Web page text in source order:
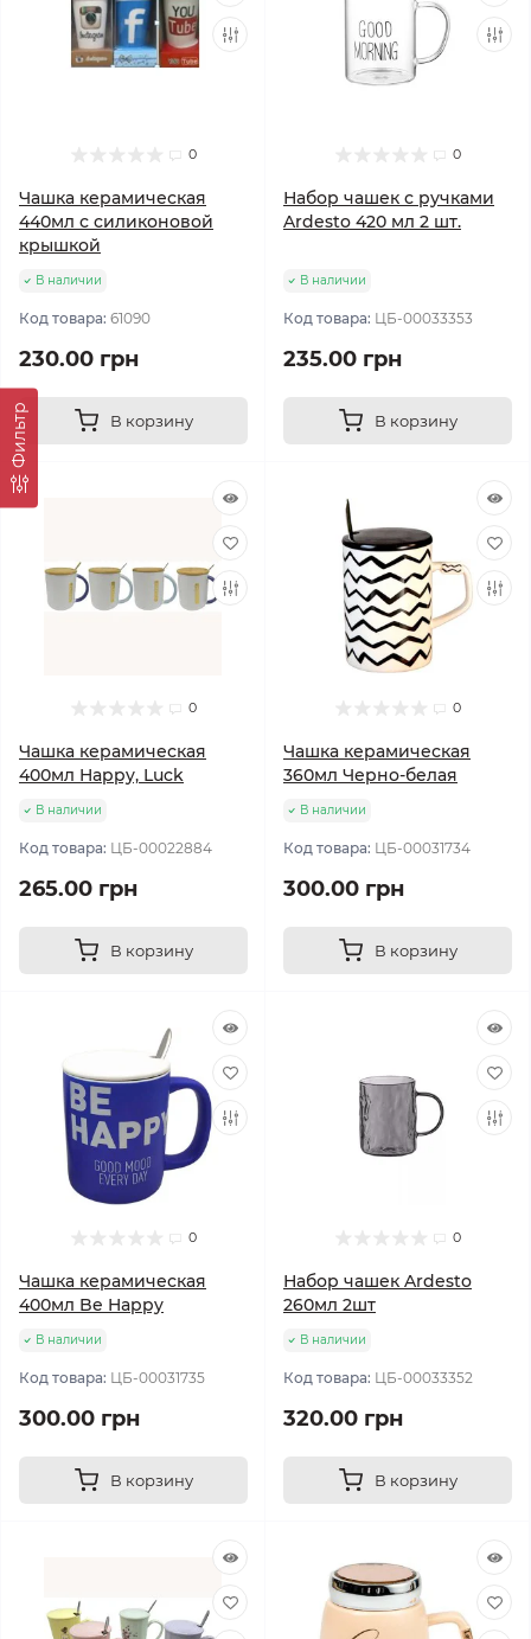
Фильтр
0
Чашка керамическая
440мл с силиконовой
крышкой
В наличии
Код товара: 61090
230.00 грн
В корзину
0
Набор чашек с ручками
Ardesto 420 мл 2 шт.
В наличии
Код товара: ЦБ-00033353
235.00 грн
В корзину
0
Чашка керамическая
400мл Happy, Luck
В наличии
Код товара: ЦБ-00022884
265.00 грн
В корзину
0
Чашка керамическая
360мл Черно-белая
В наличии
Код товара: ЦБ-00031734
300.00 грн
В корзину
0
Чашка керамическая
400мл Be Happy
В наличии
Код товара: ЦБ-00031735
300.00 грн
В корзину
0
Набор чашек Ardesto
260мл 2шт
В наличии
Код товара: ЦБ-00033352
320.00 грн
В корзину